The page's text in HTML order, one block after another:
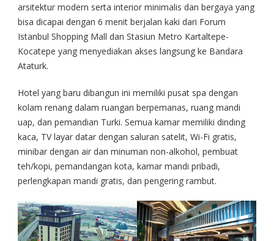
arsitektur modern serta interior minimalis dan bergaya yang
bisa dicapai dengan 6 menit berjalan kaki dari Forum
Istanbul Shopping Mall dan Stasiun Metro Kartaltepe-
Kocatepe yang menyediakan akses langsung ke Bandara
Ataturk.
Hotel yang baru dibangun ini memiliki pusat spa dengan
kolam renang dalam ruangan berpemanas, ruang mandi
uap, dan pemandian Turki. Semua kamar memiliki dinding
kaca, TV layar datar dengan saluran satelit, Wi-Fi gratis,
minibar dengan air dan minuman non-alkohol, pembuat
teh/kopi, pemandangan kota, kamar mandi pribadi,
perlengkapan mandi gratis, dan pengering rambut.